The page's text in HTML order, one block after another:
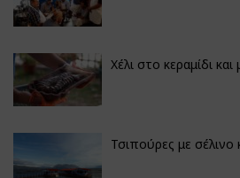
Χέλι στο κεραμίδι
Τσιπούρες με